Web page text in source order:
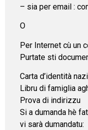
– sia per email :
O
Per Internet cù un
Purtate sti
Carta d’identità
Libru di famiglia
Prova di indirizzu
Si a dumanda hè
vi sarà dumandatu: